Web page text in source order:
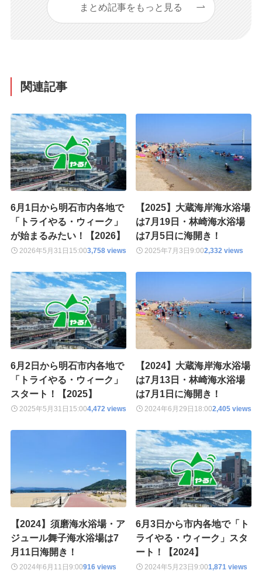
まとめ記事をもっと見る
関連記事
6月1日から明石市内各地で
「トライやる・ウィーク」
が始まるみたい！【2026】
2026年5月31日 15:003,758 views
【2025】大蔵海岸海水浴場
は7月19日・林崎海水浴場
は7月5日に海開き！
2025年7月3日9:002,332 views
6月2日から明石市内各地で
「トライやる・ウィーク」
スタート！【2025】
2025年5月31日 15:004,472 views
【2024】大蔵海岸海水浴場
は7月13日・林崎海水浴場
は7月1日に海開き！
2024年6月29日 18:002,405 views
【2024】須磨海水浴場・ア
ジュール舞子海水浴場は7
月11日海開き！
2024年6月11日9:00916 views
6月3日から市内各地で「ト
ライやる・ウィーク」スタ
ート！【2024】
2024年5月23日9:001,871 views